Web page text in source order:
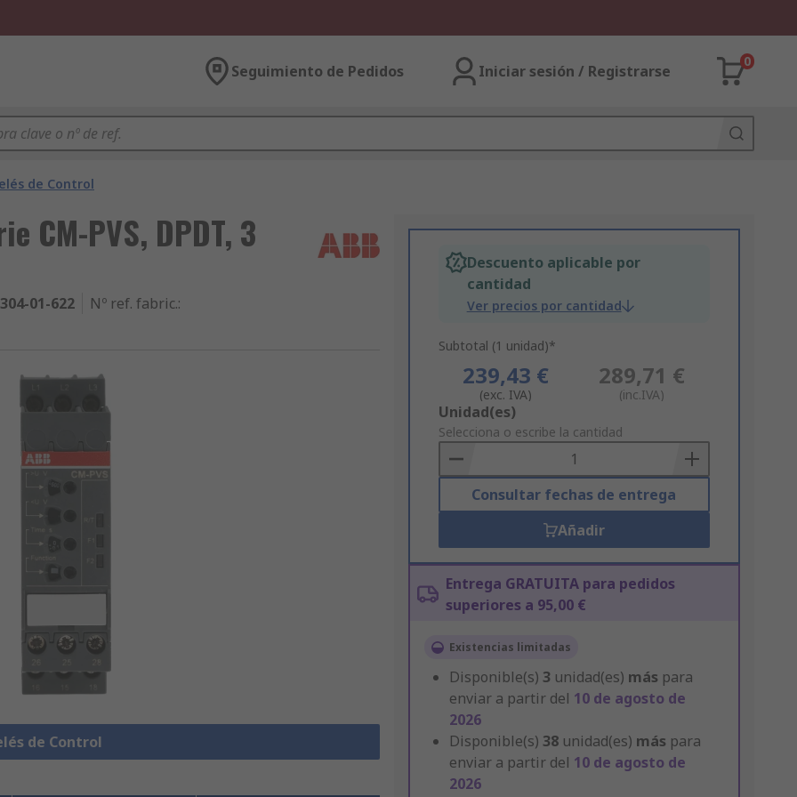
Seguimiento de Pedidos Iniciar sesión / Registrarse
0
de Control
CM-PVS, DPDT, 3
304-01-622 Nº ref. fabric.:
de Control
Descuento aplicable por
cantidad
Ver precios por cantidad
Subtotal (1 unidad)*
239,43 €
(exc. IVA)
289,71 €
(inc.IVA)
Add
to
Basket
Unidad(es)
Selecciona o escribe la cantidad
Consultar fechas de entrega
Añadir
Entrega GRATUITA para pedidos
superiores a 95,00 €
Existencias limitadas
Disponible(s) 3 unidad(es) más para
enviar a partir del 10 de agosto de
2026
Disponible(s) 38 unidad(es) más para
enviar a partir del 10 de agosto de
2026